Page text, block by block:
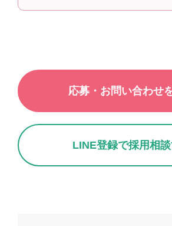
応募・お問い合わせ
LINE登録で採用相